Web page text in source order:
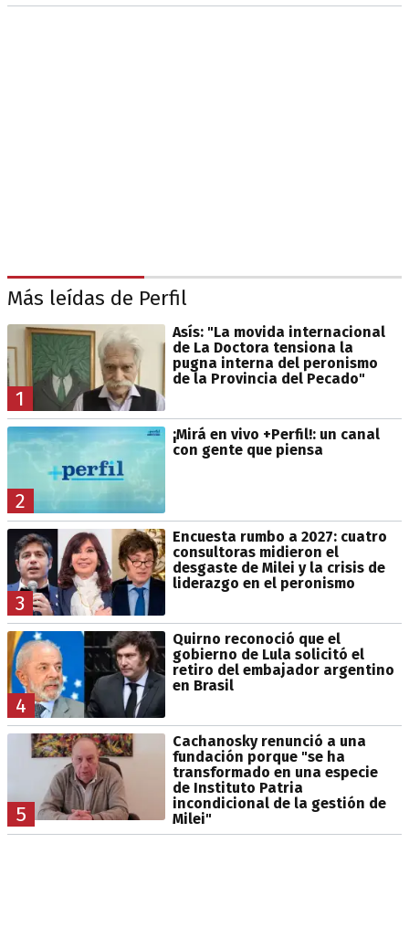
Más leídas de Perfil
1
Asís: "La movida internacional
de La Doctora tensiona la
pugna interna del peronismo
de la Provincia del Pecado"
2
¡Mirá en vivo +Perfil!: un canal
con gente que piensa
3
Encuesta rumbo a 2027: cuatro
consultoras midieron el
desgaste de Milei y la crisis de
liderazgo en el peronismo
4
Quirno reconoció que el
gobierno de Lula solicitó el
retiro del embajador argentino
en Brasil
5
Cachanosky renunció a una
fundación porque "se ha
transformado en una especie
de Instituto Patria
incondicional de la gestión de
Milei"